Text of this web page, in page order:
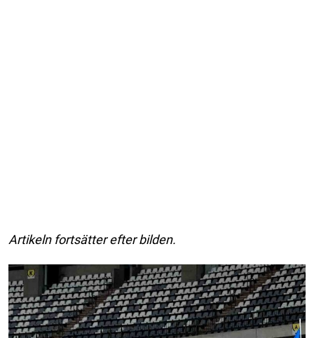
Artikeln fortsätter efter bilden.